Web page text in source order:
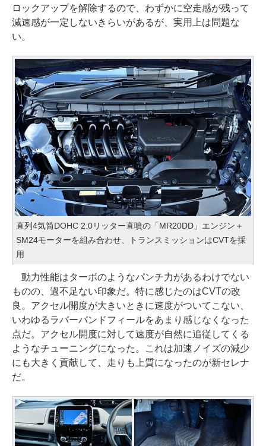
ロックアップを解除するので、わずかに空走感が残って
減速感が一定しないきらいがあるが、実用上は問題な
い。
直列4気筒DOHC 2.0リッター直噴の「MR20DD」エンジン＋
SM24モーターを組み合わせ、トランスミッションはCVTを採
用
動力性能はターボのようなパンチ力があるわけでない
ものの、過不足ない印象だ。特に感じたのはCVTの改
良。アクセル開度が大きいときに速度がついてこない、
いわゆるラバーバンドフィールをあまり感じなくなった
点だ。アクセル開度に対して速度が自然に追従してくる
ようなチューニングになった。これは加速ノイズの減少
にも大きく貢献して、走りも上質になったのが新セレナ
だ。